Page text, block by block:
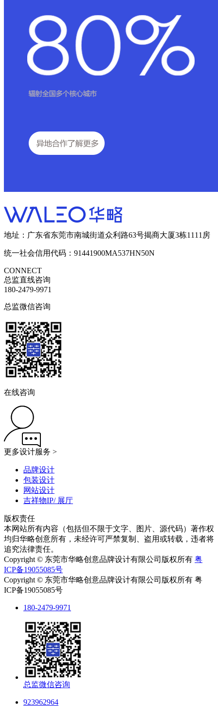
地址：广东省东莞市南城街道众利路63号揭商大厦3栋1111房
统一社会信用代码：91441900MA537HN50N
CONNECT
总监直线咨询
180-2479-9971
总监微信咨询
在线咨询
更多设计服务 >
品牌设计
包装设计
网站设计
吉祥物IP/ 展厅
版权责任
本网站所有内容（包括但不限于文字、图片、源代码）著作权
均归华略创意所有，未经许可严禁复制、盗用或转载，违者将
追究法律责任。
Copyright © 东莞市华略创意品牌设计有限公司版权所有 粤
ICP备19055085号
Copyright © 东莞市华略创意品牌设计有限公司版权所有 粤
ICP备19055085号
180-2479-9971
总监微信咨询
923962964